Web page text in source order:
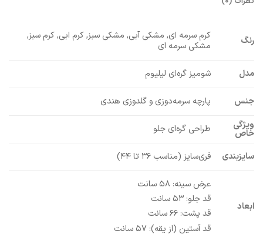
رنگ
کرم سرمه ای, مشکی آبی, مشکی سبز, کرم ابی, کرم سبز,
مشکی سرمه ای
مدل شومیز گره‌ای لیلیوم
جنس
پارچه سرمه‌دوزی و گلدوزی هندی
ویژگی
خاص طراحی گره‌ای جلو
سایزبندی فری‌سایز (مناسب ۳۶ تا ۴۴)
ابعاد
عرض سینه: ۵۸ سانت
قد جلو: ۵۳ سانت
قد پشت: ۶۶ سانت
قد آستین (از یقه): ۵۷ سانت